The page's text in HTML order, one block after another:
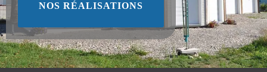
NOS RÉALISATIONS